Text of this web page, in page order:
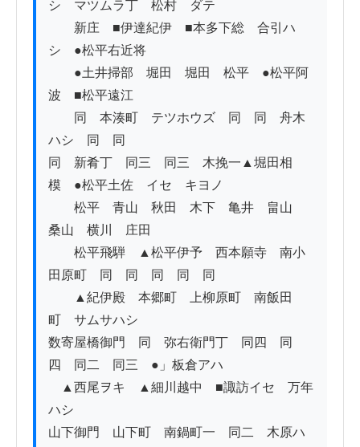
シ　マツムラ丁　松村　ダテ
新庄　■伊達紀伊　■本多下総　合引ハ
シ　●松平右近将
●土井掃部　堀田　堀田　松平　●松平阿
波　■松平遠江
同　本湊町　テツホウズ　同　同　舟木
ハシ　同　同
同　新肴丁　同三　同三　木挽一▲堀田相
模　●松平土佐　イセ　キヨノ
松平　青山　秋田　木下　亀井　畠山
桑山　横川　庄田
松平飛騨　▲松平伊予　西本願寺　南小
田原町　同　同　同　同　同
▲紀伊殿　本郷町　上柳原町　南飯田
町　サムサハシ
数寄屋橋御門　同　弥右衛門丁　同四　同
四　同二　同三　●」板倉アハ
▲西尾ヲキ　▲細川越中　■諏訪イセ　万年
ハシ
山下御門　山下町　南鍋町一　同二　木原ハ